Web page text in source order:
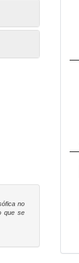
no
que se